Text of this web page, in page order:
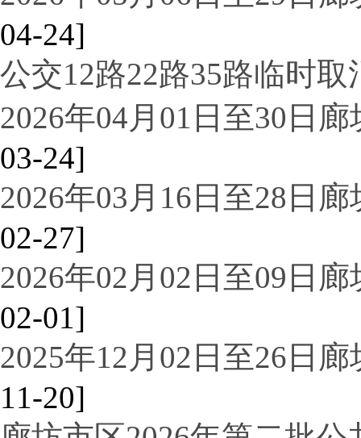
04-24]
公交12路22路35路临时
2026年04月01日至30日
03-24]
2026年03月16日至28日
02-27]
2026年02月02日至09日
02-01]
2025年12月02日至26日
11-20]